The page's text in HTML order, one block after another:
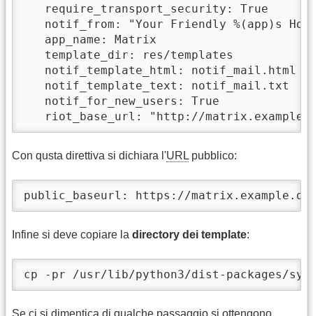
   require_transport_security: True
notif_from: "Your Friendly %(app)s
   app_name: Matrix
   template_dir: res/templates
   notif_template_html: notif_mail.html
   notif_template_text: notif_mail.txt
   notif_for_new_users: True
riot_base_url: "http://
Con qusta direttiva si dichiara l'URL pubblico:
public_baseurl: https://
Infine si deve copiare la directory dei template:
cp -pr /usr/lib/python3/dist-packages/